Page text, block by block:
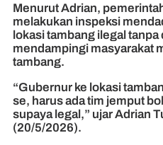
Menurut Adrian,
melakukan inspeksi
lokasi tambang ilegal
mendampingi masyarakat
tambang.
“Gubernur ke lokasi
se, harus ada tim jemput
supaya legal,” ujar Adrian
(20/5/2026).